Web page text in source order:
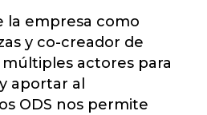
la empresa como
y co-creador de
actores para
aportar al
ODS nos permite